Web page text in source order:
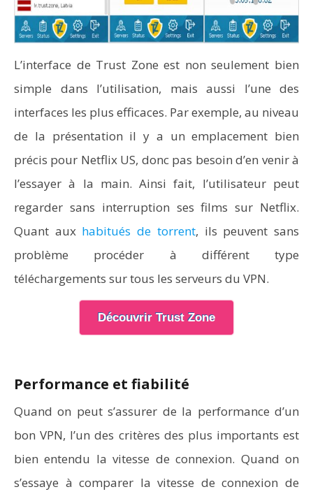
L’interface de Trust Zone est non seulement bien
simple dans l’utilisation, mais aussi l’une des
interfaces les plus efficaces. Par exemple, au niveau
de la présentation il y a un emplacement bien
précis pour Netflix US, donc pas besoin d’en venir à
l’essayer à la main. Ainsi fait, l’utilisateur peut
regarder sans interruption ses films sur Netflix.
Quant aux habitués de torrent, ils peuvent sans
problème procéder à différent type
téléchargements sur tous les serveurs du VPN.
Découvrir Trust Zone
Performance et fiabilité
Quand on peut s’assurer de la performance d’un
bon VPN, l’un des critères des plus importants est
bien entendu la vitesse de connexion. Quand on
s’essaye à comparer la vitesse de connexion de